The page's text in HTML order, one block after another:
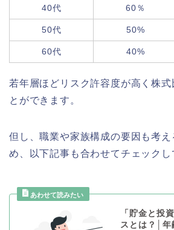
40代 60％
50代 50%
60代 40%
若年層ほどリスク許容度が高く株式
とができます。
但し、職業や家族構成の要因も考え
め、以下記事も合わせてチェックし
「貯金と投
スとは？│年